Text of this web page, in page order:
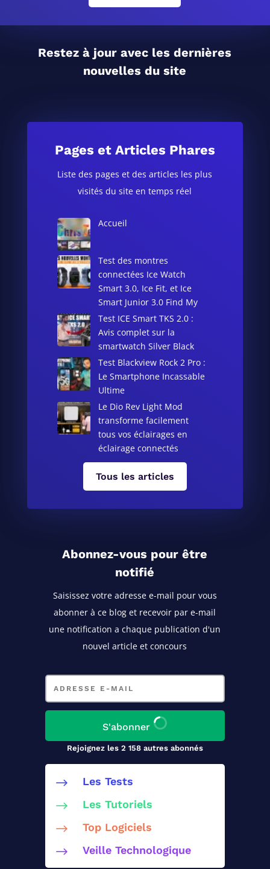
Restez à jour avec les dernières
nouvelles du site
Pages et Articles Phares
Liste des pages et des articles les plus
visités du site en temps réel
Accueil
Test des montres
connectées Ice Watch
Smart 3.0, Ice Fit, et Ice
Smart Junior 3.0 Find My
Test ICE Smart TKS 2.0 :
Avis complet sur la
smartwatch Silver Black
Test Blackview Rock 2 Pro :
Le Smartphone Incassable
Ultime
Le Dio Rev Light Mod
transforme facilement
tous vos éclairages en
éclairage connectés
Tous les articles
Abonnez-vous pour être
notifié
Saisissez votre adresse e-mail pour vous
abonner à ce blog et recevoir par e-mail
une notification a chaque publication d'un
nouvel article et concours
Adresse
mail
S'abonner
Rejoignez les 2 158 autres abonnés
$ Les Tests
$ Les Tutoriels
$ Top Logiciels
$ Veille Technologique